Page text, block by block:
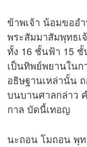
ข้าพเจ้า น้อมขออ
พระสัมมาสัมพุทธเ
ทั้ง 16 ชั้นฟ้า 15
เป็นทิพย์พยานใน
อธิษฐานเหล่านั้น
บนบานศาลกล่าว
กาล บัดนี้เทอญ
นะถอน โมถอน พุ